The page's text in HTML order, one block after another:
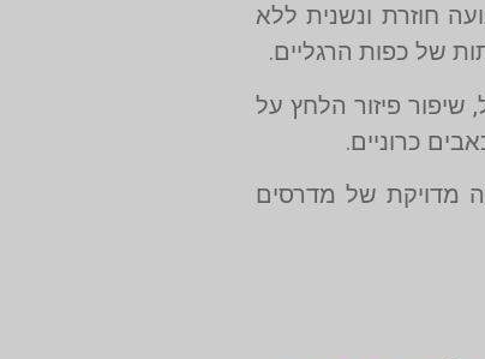
חוזרת ונשנית ללא
של כפות הרגליים.
שיפור פיזור הלחץ על
כרוניים.
מדויקת של מדרסים